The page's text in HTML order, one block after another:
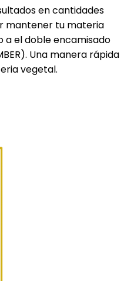
en cantidades
mantener tu materia
a el doble encamisado
Una manera rápida
vegetal.